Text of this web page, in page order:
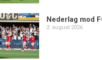
Nederlag mod
2. august 2026